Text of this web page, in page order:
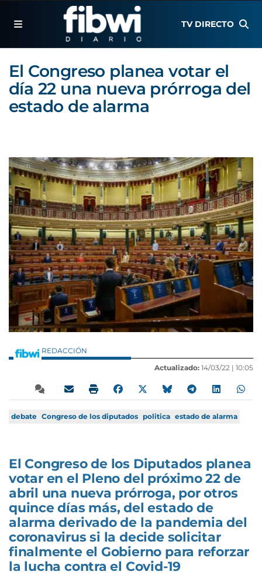
TV DIRECTO
El Congreso planea votar el
día 22 una nueva prórroga del
estado de alarma
REDACCIÓN
Actualizado: 14/03/22 | 10:05
debate Congreso de los diputados politica estado de alarma
El Congreso de los Diputados planea
votar en el Pleno del próximo 22 de
abril una nueva prórroga, por otros
quince días más, del estado de
alarma derivado de la pandemia del
coronavirus si la decide solicitar
finalmente el Gobierno para reforzar
la lucha contra el Covid-19